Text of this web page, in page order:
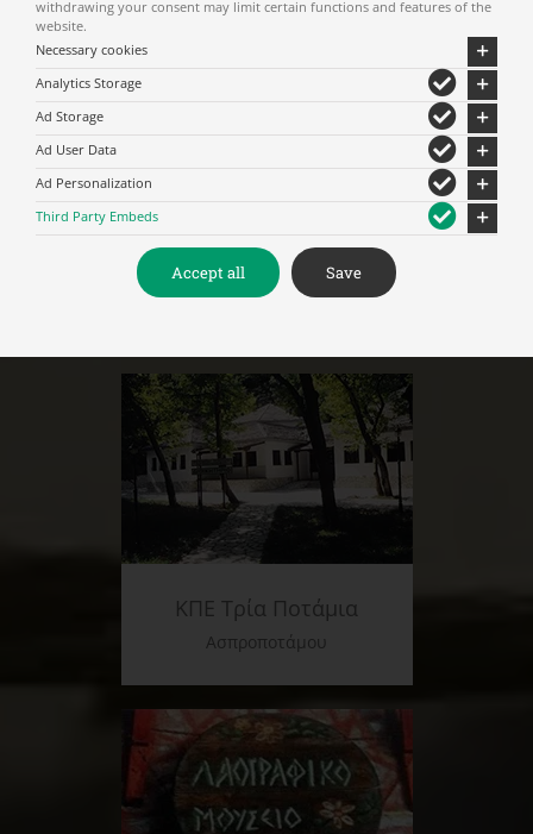
Τα Αρχοντικά των
Παπαστεργίου & Σίμου
ΚΠΕ Τρία Ποτάμια
Ασπροποτάμου
withdrawing your consent may limit certain functions and features of the
website.
Necessary cookies
Analytics Storage
Ad Storage
Ad User Data
Ad Personalization
Third Party Embeds
Accept all Save